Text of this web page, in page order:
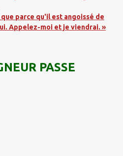
parce qu'il est angoissé de
Appelez-moi et je viendrai. »
PASSE